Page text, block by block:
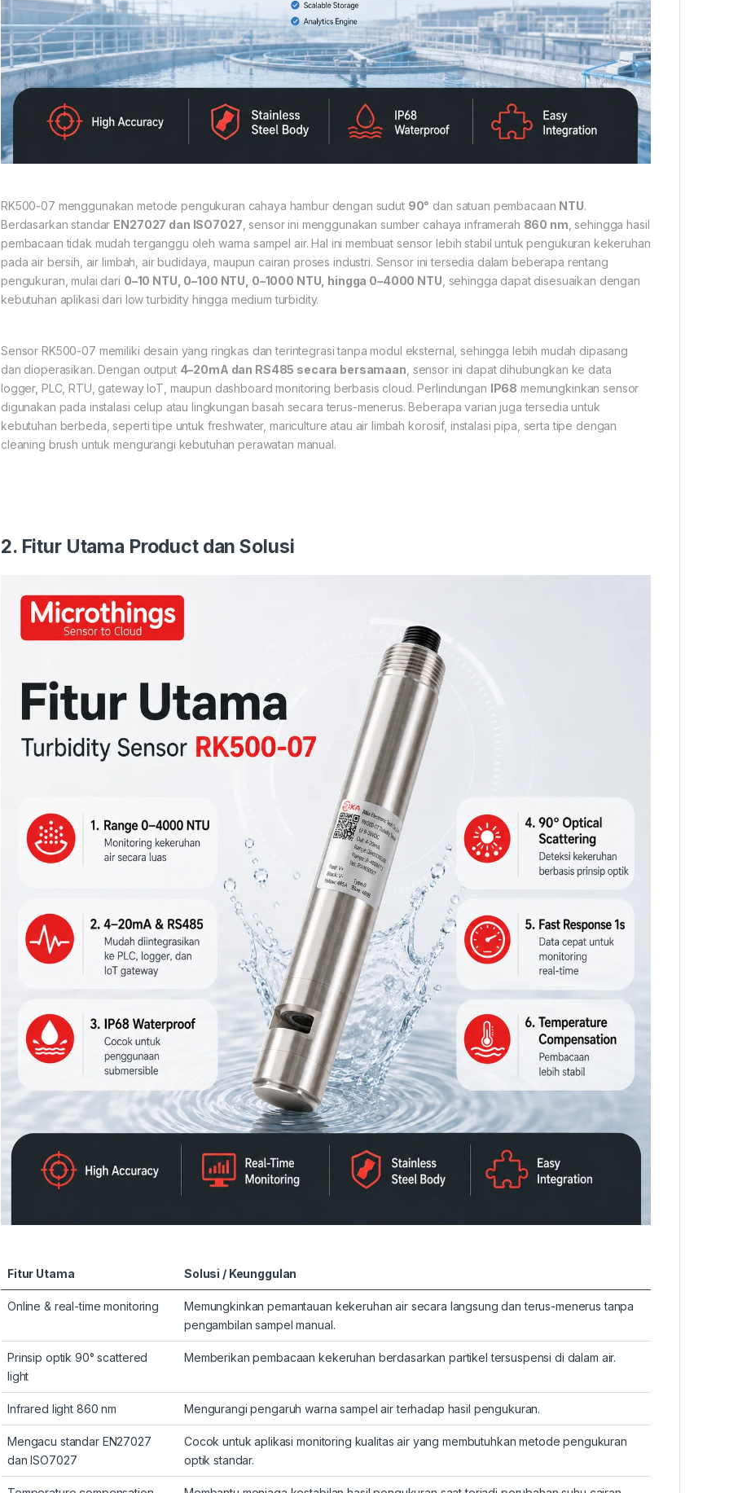
RK500-07 menggunakan metode pengukuran cahaya hambur dengan sudut 90° dan satuan pembacaan NTU.
Berdasarkan standar EN27027 dan ISO7027 , sensor ini menggunakan sumber cahaya inframerah 860 nm , sehingga hasil
pembacaan tidak mudah terganggu oleh warna sampel air. Hal ini membuat sensor lebih stabil untuk pengukuran kekeruhan
pada air bersih, air limbah, air budidaya, maupun cairan proses industri. Sensor ini tersedia dalam beberapa rentang
pengukuran, mulai dari 0–10 NTU, 0–100 NTU, 0–1000 NTU, hingga 0–4000 NTU , sehingga dapat disesuaikan dengan
kebutuhan aplikasi dari low turbidity hingga medium turbidity.
Sensor RK500-07 memiliki desain yang ringkas dan terintegrasi tanpa modul eksternal, sehingga lebih mudah dipasang
dan dioperasikan. Dengan output 4–20mA dan RS485 secara bersamaan , sensor ini dapat dihubungkan ke data
logger, PLC, RTU, gateway IoT, maupun dashboard monitoring berbasis cloud. Perlindungan IP68 memungkinkan sensor
digunakan pada instalasi celup atau lingkungan basah secara terus-menerus. Beberapa varian juga tersedia untuk
kebutuhan berbeda, seperti tipe untuk freshwater, mariculture atau air limbah korosif, instalasi pipa, serta tipe dengan
cleaning brush untuk mengurangi kebutuhan perawatan manual.
2. Fitur Utama Product dan Solusi
Fitur Utama Solusi / Keunggulan
Online & real-time monitoring
Memungkinkan pemantauan kekeruhan air secara langsung dan terus-menerus tanpa
pengambilan sampel manual.
Prinsip optik 90° scattered
light
Memberikan pembacaan kekeruhan berdasarkan partikel tersuspensi di dalam air.
Infrared light 860 nm Mengurangi pengaruh warna sampel air terhadap hasil pengukuran.
Mengacu standar EN27027
dan ISO7027
Cocok untuk aplikasi monitoring kualitas air yang membutuhkan metode pengukuran
optik standar.